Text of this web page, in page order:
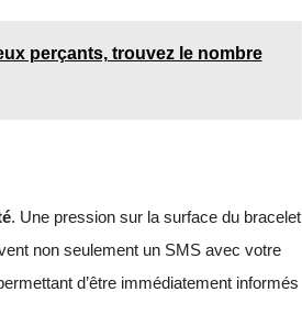
perçants, trouvez le nombre
. Une pression sur la surface du bracelet
non seulement un SMS avec votre
d’être immédiatement informés